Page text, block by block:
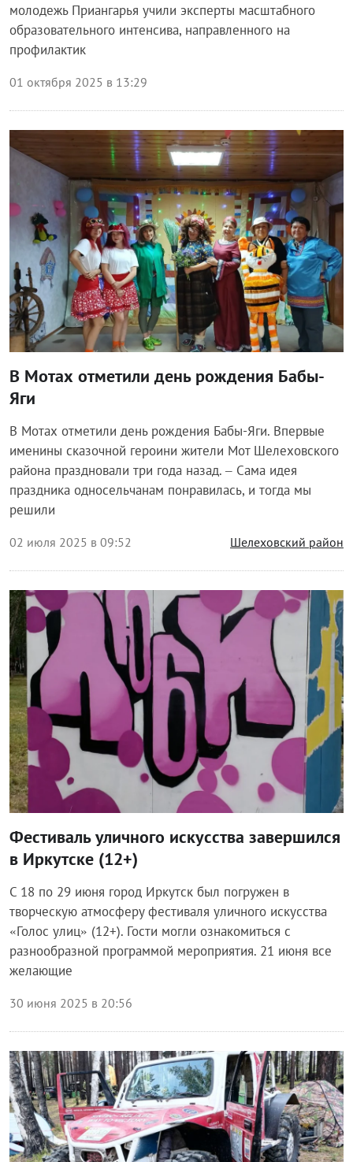
молодежь Приангарья учили эксперты масштабного
образовательного интенсива, направленного на
профилактик
01 октября 2025 в 13:29
В Мотах отметили день рождения Бабы-
Яги
В Мотах отметили день рождения Бабы-Яги. Впервые
именины сказочной героини жители Мот Шелеховского
района праздновали три года назад. – Сама идея
праздника односельчанам понравилась, и тогда мы
решили
02 июля 2025 в 09:52 Шелеховский район
Общество
Фестиваль уличного искусства завершился
в Иркутске (12+)
С 18 по 29 июня город Иркутск был погружен в
творческую атмосферу фестиваля уличного искусства
«Голос улиц» (12+). Гости могли ознакомиться с
разнообразной программой мероприятия. 21 июня все
желающие
30 июня 2025 в 20:56
Общество